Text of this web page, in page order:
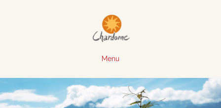
Menu